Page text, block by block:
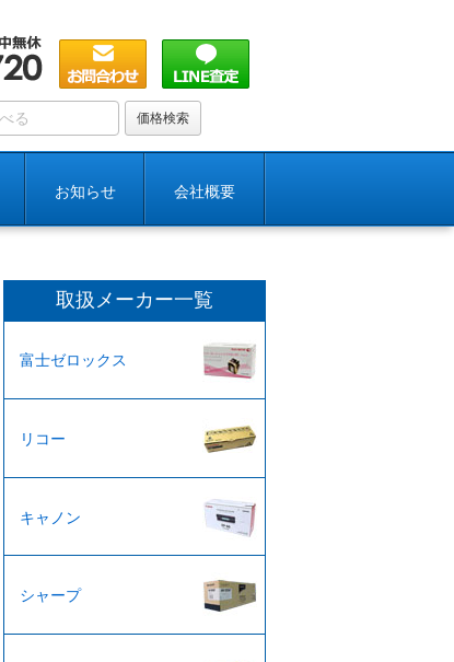
お知らせ 会社概要
取扱メーカー一覧
富士ゼロックス
リコー
キャノン
シャープ